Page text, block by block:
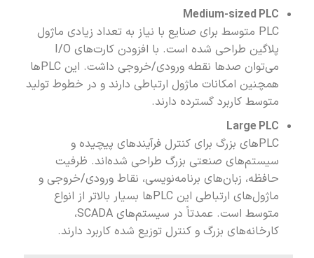
Medium-sized PLC
PLC متوسط برای صنایع با نیاز به تعداد زیادی ماژول
پلاگین طراحی شده است. با افزودن کارت‌های I/O
می‌توان صدها نقطه ورودی/خروجی داشت. این PLC‌ها
همچنین امکانات ماژول ارتباطی دارند و در خطوط تولید
متوسط کاربرد گسترده دارند.
Large PLC
PLC‌های بزرگ برای کنترل فرآیندهای پیچیده و
سیستم‌های صنعتی بزرگ طراحی شده‌اند. ظرفیت
حافظه، زبان‌های برنامه‌نویسی، نقاط ورودی/خروجی و
ماژول‌های ارتباطی این PLC‌ها بسیار بالاتر از انواع
متوسط است. عمدتاً در سیستم‌های SCADA،
کارخانه‌های بزرگ و کنترل توزیع شده کاربرد دارند.